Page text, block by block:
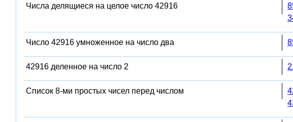
Числа делящиеся на целое число 42916
Число 42916 умноженное на число два
42916 деленное на число 2
Список 8-ми простых чисел перед числом